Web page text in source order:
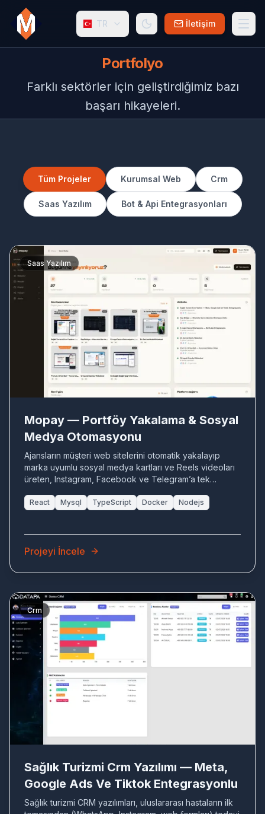
TR İletişim
Portfolyo
Farklı sektörler için geliştirdiğimiz bazı
başarı hikayeleri.
Tüm Projeler Kurumsal Web Crm
Saas Yazılım Bot & Api Entegrasyonları
MO
Saas Yazılım
Mopay — Portföy Yakalama & Sosyal
Medya Otomasyonu
Ajansların müşteri web sitelerini otomatik yakalayıp
marka uyumlu sosyal medya kartları ve Reels videoları
üreten, Instagram, Facebook ve Telegram’a tek
otomasyon platformu.
React Mysql TypeScript Docker Nodejs
Projeyi İncele
SA
Crm
Sağlık Turizmi Crm Yazılımı — Meta,
Google Ads Ve Tiktok Entegrasyonlu
Sağlık turizmi CRM yazılımları, uluslararası hastaların ilk